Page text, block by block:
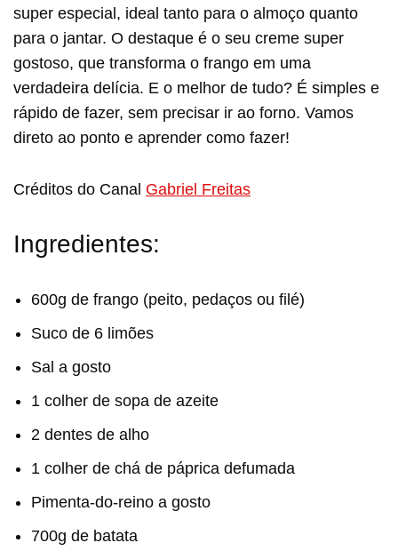
super especial, ideal tanto para o almoço quanto
para o jantar. O destaque é o seu creme super
gostoso, que transforma o frango em uma
verdadeira delícia. E o melhor de tudo? É simples e
rápido de fazer, sem precisar ir ao forno. Vamos
direto ao ponto e aprender como fazer!
Créditos do Canal Gabriel Freitas
Ingredientes:
600g de frango (peito, pedaços ou filé)
Suco de 6 limões
Sal a gosto
1 colher de sopa de azeite
2 dentes de alho
1 colher de chá de páprica defumada
Pimenta-do-reino a gosto
700g de batata